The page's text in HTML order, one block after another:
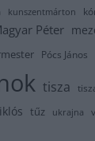
kunszentmárton
Péter
Pócs János
tisza
tűz ukrajna